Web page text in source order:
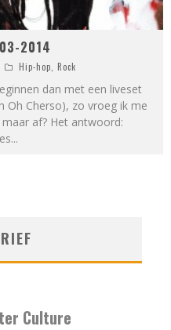
2014
Hip-hop Rock
dan met een liveset
Oh Cherso), zo vroeg ik me
af? Het antwoord:
...
Culture